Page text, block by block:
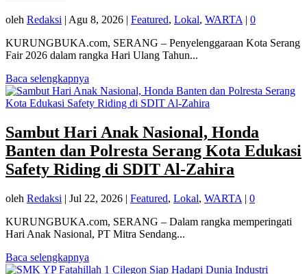
oleh Redaksi | Agu 8, 2026 | Featured, Lokal, WARTA | 0
KURUNGBUKA.com, SERANG – Penyelenggaraan Kota Serang
Fair 2026 dalam rangka Hari Ulang Tahun...
Baca selengkapnya
Sambut Hari Anak Nasional, Honda
Banten dan Polresta Serang Kota Edukasi
Safety Riding di SDIT Al-Zahira
oleh Redaksi | Jul 22, 2026 | Featured, Lokal, WARTA | 0
KURUNGBUKA.com, SERANG – Dalam rangka memperingati
Hari Anak Nasional, PT Mitra Sendang...
Baca selengkapnya